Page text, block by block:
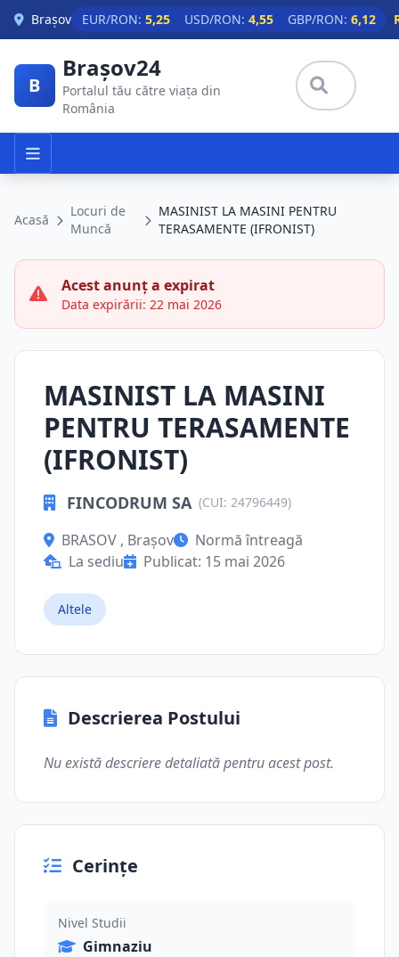
Skip to main content
Brașov EUR/RON: 5,25 USD/RON: 4,55 GBP/RON: 6,12
B
Brașov24
Portalul tău către viața din
România
Acasă
Locuri de
Muncă
MASINIST LA MASINI PENTRU
TERASAMENTE (IFRONIST)
Acest anunț a expirat
Data expirării: 22 mai 2026
MASINIST LA MASINI
PENTRU TERASAMENTE
(IFRONIST)
FINCODRUM SA (CUI: 24796449)
BRASOV , Brașov
Normă întreagă
La sediu
Publicat: 15 mai 2026
Altele
Descrierea Postului
Nu există descriere detaliată pentru acest post.
Cerințe
Nivel Studii
Gimnaziu